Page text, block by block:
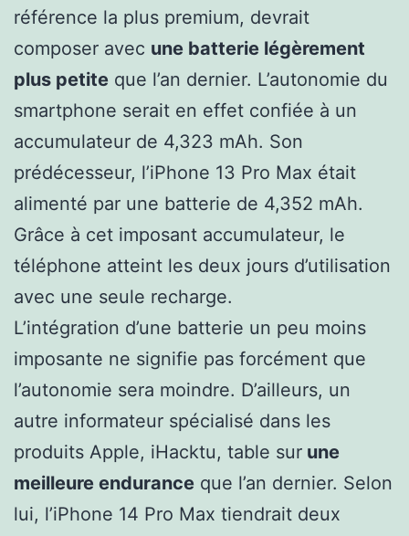
référence la plus premium, devrait
composer avec une batterie légèrement
plus petite que l’an dernier. L’autonomie du
smartphone serait en effet confiée à un
accumulateur de 4,323 mAh. Son
prédécesseur, l’iPhone 13 Pro Max était
alimenté par une batterie de 4,352 mAh.
Grâce à cet imposant accumulateur, le
téléphone atteint les deux jours d’utilisation
avec une seule recharge.
L’intégration d’une batterie un peu moins
imposante ne signifie pas forcément que
l’autonomie sera moindre. D’ailleurs, un
autre informateur spécialisé dans les
produits Apple, iHacktu, table sur une
meilleure endurance que l’an dernier. Selon
lui, l’iPhone 14 Pro Max tiendrait deux